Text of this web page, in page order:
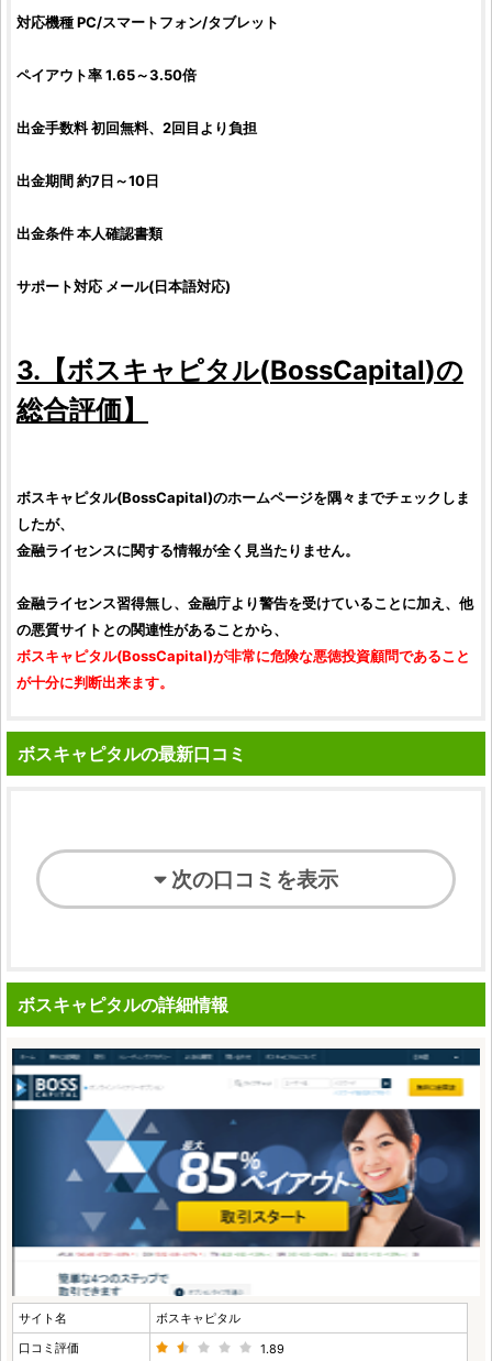
対応機種 PC/スマートフォン/タブレット
ペイアウト率 1.65～3.50倍
出金手数料 初回無料、2回目より負担
出金期間 約7日～10日
出金条件 本人確認書類
サポート対応 メール(日本語対応)
3.【ボスキャピタル(BossCapital)の
総合評価】
ボスキャピタル(BossCapital)のホームページを隅々までチェックしま
したが、
金融ライセンスに関する情報が全く見当たりません。
金融ライセンス習得無し、金融庁より警告を受けていることに加え、他
の悪質サイトとの関連性があることから、
ボスキャピタル(BossCapital)が非常に危険な悪徳投資顧問であること
が十分に判断出来ます。
ボスキャピタルの最新口コミ
次の口コミを表示
ボスキャピタルの詳細情報
サイト名
ボスキャピタル
口コミ評価
1.89